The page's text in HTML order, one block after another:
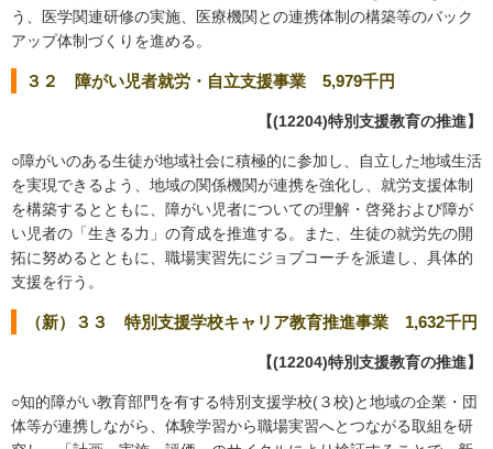
う、医学関連研修の実施、医療機関との連携体制の構築等のバック
アップ体制づくりを進める。
３２ 障がい児者就労・自立支援事業 5,979千円
【(12204)特別支援教育の推進】
○障がいのある生徒が地域社会に積極的に参加し、自立した地域生活
を実現できるよう、地域の関係機関が連携を強化し、就労支援体制
を構築するとともに、障がい児者についての理解・啓発および障が
い児者の「生きる力」の育成を推進する。また、生徒の就労先の開
拓に努めるとともに、職場実習先にジョブコーチを派遣し、具体的
支援を行う。
（新）３３ 特別支援学校キャリア教育推進事業 1,632千円
【(12204)特別支援教育の推進】
○知的障がい教育部門を有する特別支援学校(３校)と地域の企業・団
体等が連携しながら、体験学習から職場実習へとつながる取組を研